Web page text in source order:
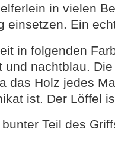
in vielen
einsetzen. Ein
in folgenden
und nachtblau.
das Holz jedes
ist. Der Löffel
Teil des